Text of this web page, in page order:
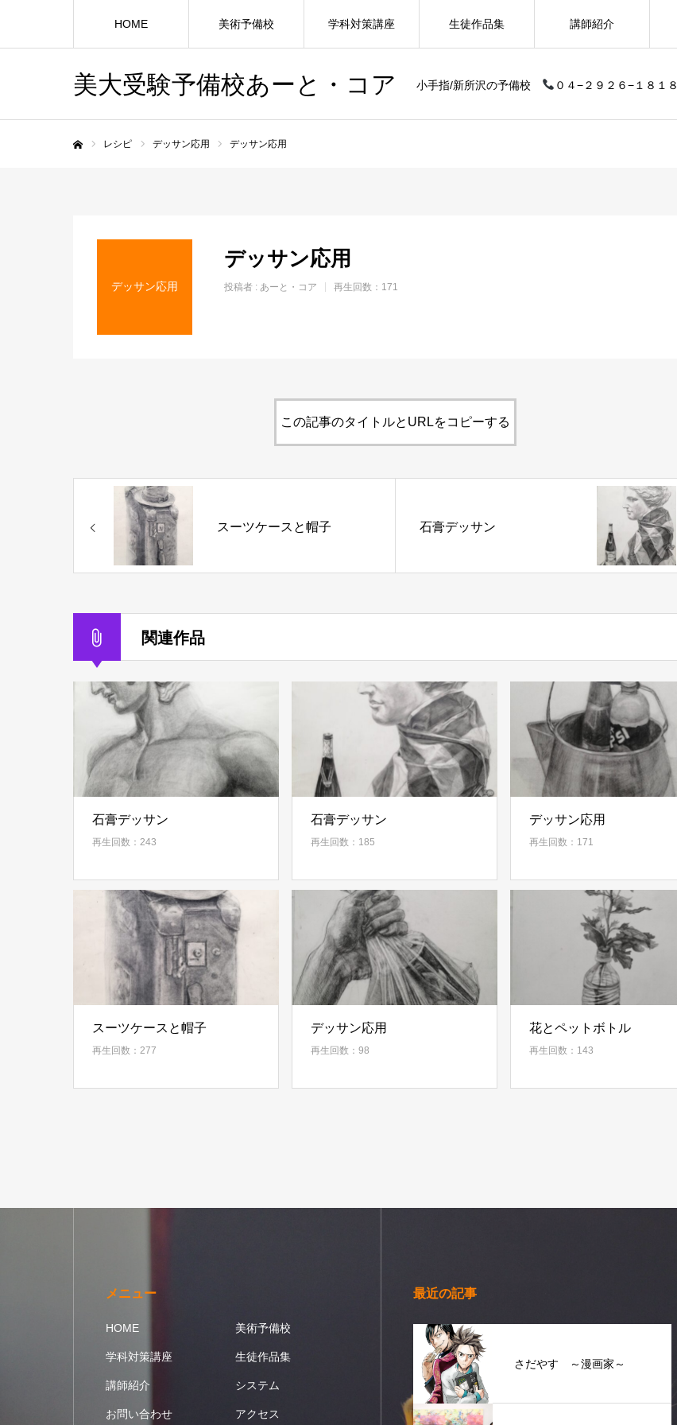
美大受験予備校あーと・コア 小手指/新所沢の予備校 ０４−２９２６−１８１８
HOME 美術予備校 学科対策講座 生徒作品集 講師紹介
レシピ デッサン応用 デッサン応用
デッサン応用
デッサン応用
投稿者 : あーと・コア 再生回数：171
この記事のタイトルとURLをコピーする
スーツケースと帽子 石膏デッサン
関連作品
石膏デッサン
再生回数：243
石膏デッサン
再生回数：185
デッサン応用
再生回数：171
スーツケースと帽子
再生回数：277
デッサン応用
再生回数：98
花とペットボトル
再生回数：143
メニュー
HOME 美術予備校
学科対策講座 生徒作品集
講師紹介 システム
お問い合わせ アクセス
最近の記事
さだやす ～漫画家～